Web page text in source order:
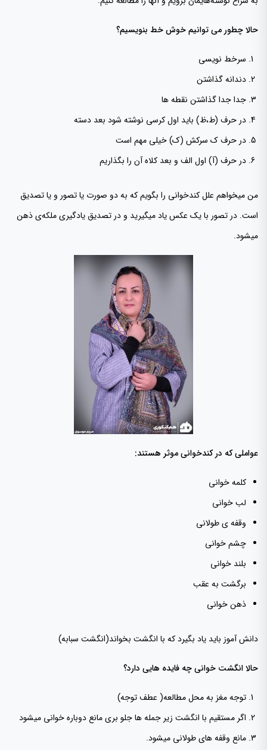
حالا چطور می توانیم خوش خط بنویسیم؟
سرخط نویسی
دندانه گذاشتن
جدا جدا گذاشتن نقطه ها
در حرف (ط،ظ) باید اول کرسی نوشته شود بعد دسته
در حرف ک سرکش (ک) خیلی مهم است
در حرف (آ) اول الف و بعد کلاه آن را بگذاریم
من میخواهم علل کندخوانی را بگویم که به دو صورت یا تصور و یا تصدیق
است. در تصور با یک عکس یاد میگیرید و در تصدیق یادگیری ملکه‌ی ذهن
میشود.
عواملی که در کندخوانی موثر هستند:
کلمه خوانی
لب خوانی
وقفه ی طولانی
چشم خوانی
بلند خوانی
برگشت به عقب
ذهن خوانی
دانش آموز باید یاد بگیرد که با انگشت بخواند(انگشت سبابه)
حالا انگشت خوانی چه فایده هایی دارد؟
توجه مغز به محل مطالعه( عطف توجه)
اگر مستقیم با انگشت زیر جمله ها جلو بری مانع دوباره خوانی میشود
مانع وقفه های طولانی میشود.